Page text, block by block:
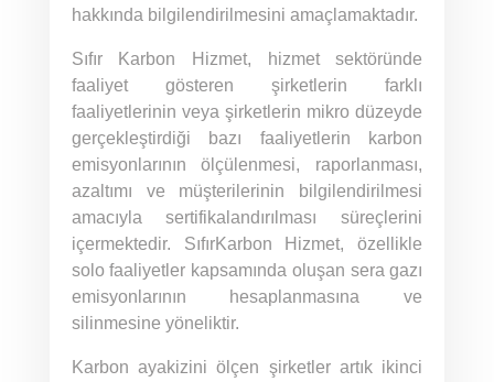
hakkında bilgilendirilmesini amaçlamaktadır.
Sıfır Karbon Hizmet, hizmet sektöründe
faaliyet gösteren şirketlerin farklı
faaliyetlerinin veya şirketlerin mikro düzeyde
gerçekleştirdiği bazı faaliyetlerin karbon
emisyonlarının ölçülenmesi, raporlanması,
azaltımı ve müşterilerinin bilgilendirilmesi
amacıyla sertifikalandırılması süreçlerini
içermektedir. SıfırKarbon Hizmet, özellikle
solo faaliyetler kapsamında oluşan sera gazı
emisyonlarının hesaplanmasına ve
silinmesine yöneliktir.
Karbon ayakizini ölçen şirketler artık ikinci